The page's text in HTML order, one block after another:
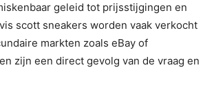
geleid tot prijsstijgingen en
scott sneakers worden vaak verkocht
markten zoals eBay of
zijn een direct gevolg van de vraag en